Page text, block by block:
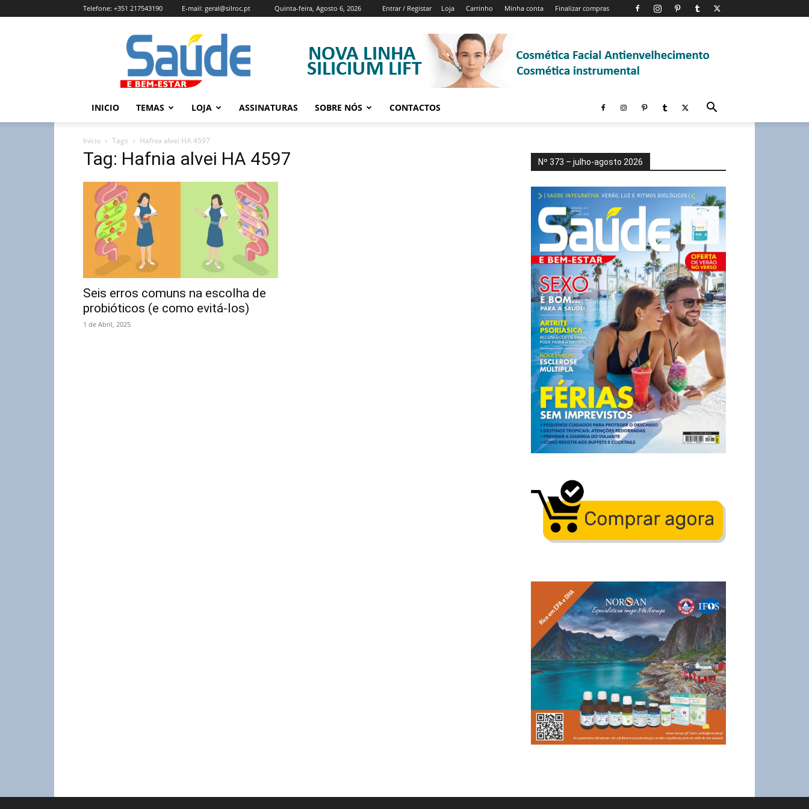
Quinta-feira, Agosto 6, 2026 Entrar / Registar Loja Carrinho Minha conta Finalizar compras
Telefone: +351 217543190 E-mail: geral@silroc.pt
Revista
Saúde
e
Bem
Estar
Edição
INICIO TEMAS LOJA ASSINATURAS SOBRE NÓS CONTACTOS
Início Tags Hafnia alvei HA 4597
Tag: Hafnia alvei HA 4597
Seis erros comuns na escolha de
probióticos (e como evitá-los)
1 de Abril, 2025
Nº 373 – julho-agosto 2026